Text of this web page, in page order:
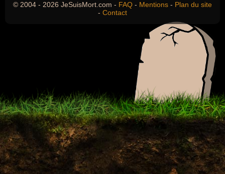
© 2004 - 2026 JeSuisMort.com - FAQ - Mentions - Plan du site
- Contact